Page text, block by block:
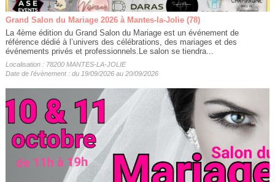
Grand Salon du Mariage 2026 à Mantes-la-Jolie (78)
La 4ème édition du Grand Salon du Mariage est un événement de
référence dédié à l’univers des célébrations, des mariages et des
événements privés et professionnels.Le salon se tiendra...
Localisation : 78200 MANTES-LA-JOLIE
Date de l'évènement : du 19/09/2026 au 20/09/2026